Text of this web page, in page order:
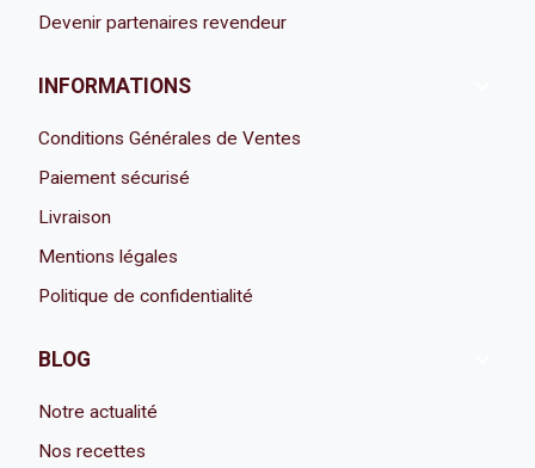
Devenir partenaires revendeur
INFORMATIONS
Conditions Générales de Ventes
Paiement sécurisé
Livraison
Mentions légales
Politique de confidentialité
BLOG
Notre actualité
Nos recettes